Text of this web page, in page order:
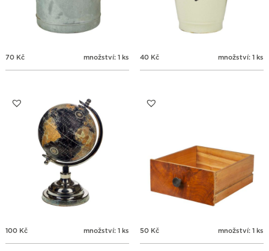
70 Kč množství: 1 ks 40 Kč množství: 1 ks
100 Kč množství: 1 ks 50 Kč množství: 1 ks